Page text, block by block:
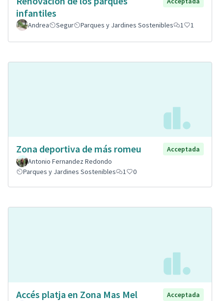
infantiles
Andrea Segur Parques y Jardines Sostenibles 1 1
Zona deportiva de más romeu
Acceptada
Antonio Fernandez Redondo
Parques y Jardines Sostenibles
1 0
Accés platja en Zona Mas Mel
Acceptada